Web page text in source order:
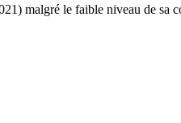
malgré le faible niveau de